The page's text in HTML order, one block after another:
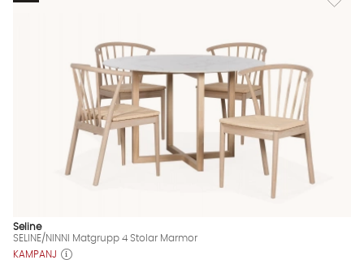
Seline
SELINE/NINNI Matgrupp 4 Stolar Marmor
KAMPANJ